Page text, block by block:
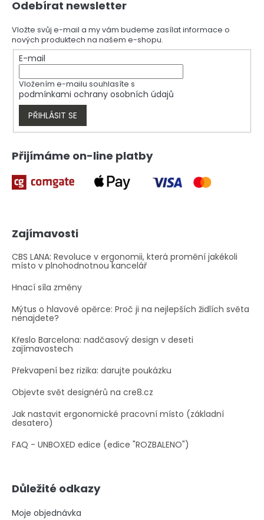
a
c
í
v
k
s
Odebírat newsletter
Vložte svůj e-mail a my vám budeme zasílat informace o
nových produktech na našem e-shopu.
E-mail
Vložením e-mailu souhlasíte s
podmínkami ochrany osobních údajů
PŘIHLÁSIT SE
Přijímáme on-line platby
Zajímavosti
CBS LANA: Revoluce v ergonomii, která promění jakékoli
místo v plnohodnotnou kancelář
Hnací síla změny
Mýtus o hlavové opěrce: Proč ji na nejlepších židlích světa
nenajdete?
Křeslo Barcelona: nadčasový design v deseti
zajímavostech
Překvapení bez rizika: darujte poukázku
Objevte svět designérů na cre8.cz
Jak nastavit ergonomické pracovní místo (základní
desatero)
FAQ - UNBOXED edice (edice "ROZBALENO")
Důležité odkazy
Moje objednávka